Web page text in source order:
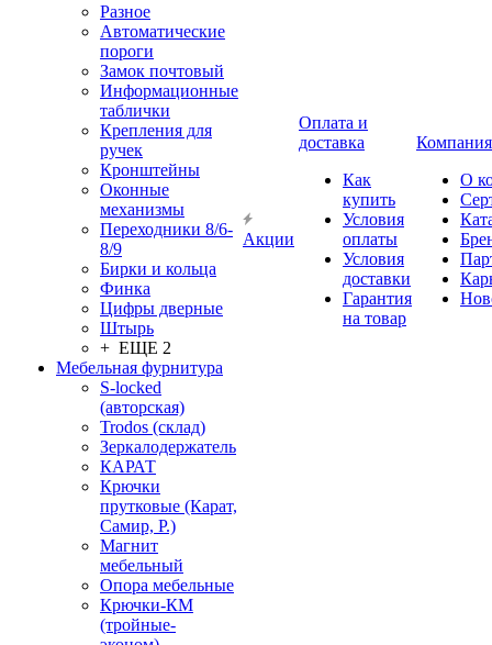
Разное
Автоматические
пороги
Замок почтовый
Информационные
таблички
Крепления для
ручек
Кронштейны
Оконные
механизмы
Переходники 8/6-
8/9
Бирки и кольца
Финка
Цифры дверные
Штырь
+ ЕЩЕ 2
Мебельная фурнитура
S-locked
(авторская)
Trodos (склад)
Зеркалодержатель
КАРАТ
Крючки
прутковые (Карат,
Самир, Р.)
Магнит
мебельный
Опора мебельные
Крючки-КМ
(тройные-
Акции
Оплата и
доставка
Как
купить
Условия
оплаты
Условия
доставки
Гарантия
на товар
Компания
О